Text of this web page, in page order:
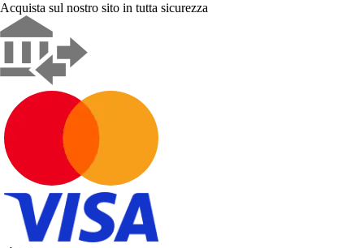
Acquista sul nostro sito in tutta sicurezza